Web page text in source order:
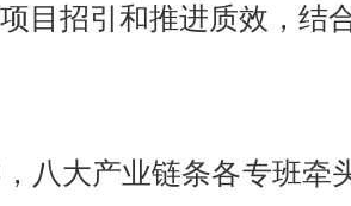
目招引和推进质效 ， 结
八大产业链条各专班牵